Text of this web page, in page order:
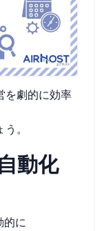
を劇的に効率
。
動化
的に